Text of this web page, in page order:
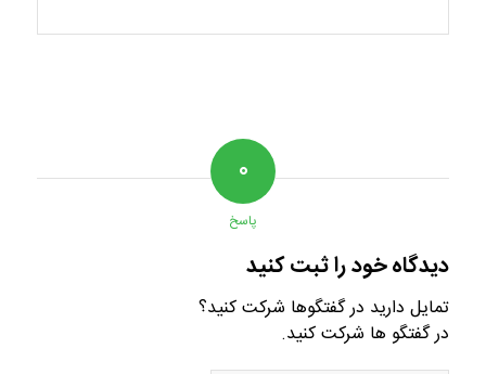
۰
پاسخ
دیدگاه خود را ثبت کنید
تمایل دارید در گفتگوها شرکت کنید؟
در گفتگو ها شرکت کنید.